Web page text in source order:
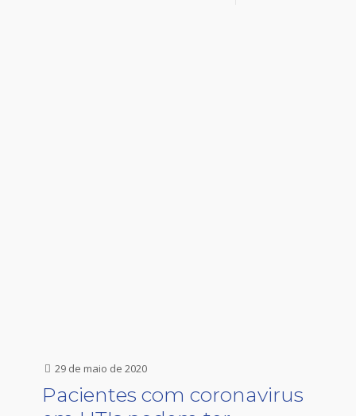
29 de maio de 2020
Pacientes com coronavirus